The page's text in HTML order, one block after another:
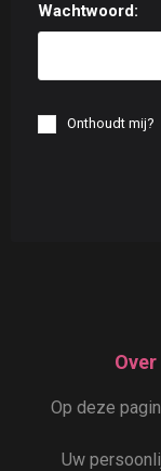
Wachtwoord:
Onthoudt mij?
Op deze
Uw